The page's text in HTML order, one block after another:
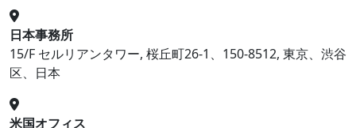
日本事務所
15/F セルリアンタワー, 桜丘町26-1、150-8512, 東京、渋谷
区、日本
米国オフィス